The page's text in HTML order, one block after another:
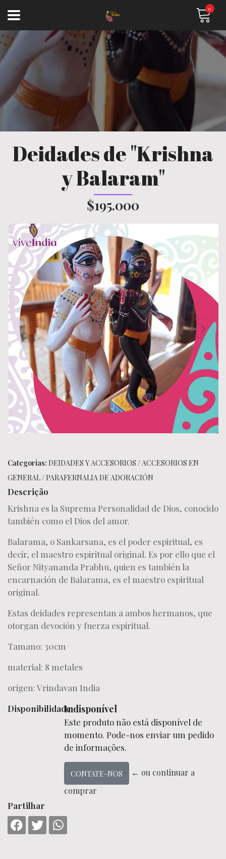
0
Deidades de "Krishna
y Balaram"
$195.000
Categorias: DEIDADES Y ACCESORIOS /ACCESORIOS EN
GENERAL/ PARAFERNALIA DE ADORACIÓN
Descrição
Krishna es la Suprema Personalidad de Dios, conocido
también como el Dios del amor.
Balarama, o Sankarsana, es el poder espiritual, es
decir, el maestro espiritual original. Es por ello que el
Señor Nityananda Prabhu, quien es también la
encarnación de Balarama, es el maestro espiritual
original.
Estas deidades representan a ambos hermanos, que
otorgan devoción y fuerza espiritual.
Tamano: 30cm
material: 8 metales
origen: Vrindavan India
Disponibilidade:Indisponível
Este produto não está disponível de
momento. Pode-nos enviar um pedido
de informações.
CONTATE-NOS
← ou continuar a
comprar
Partilhar